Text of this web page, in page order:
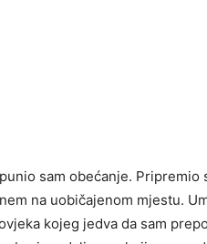
sam obećanje.
na uobičajenom mjestu.
kojeg jedva da sam